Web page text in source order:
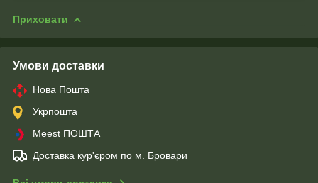
Приховати
Умови доставки
Нова Пошта
Укрпошта
Meest ПОШТА
Доставка кур'єром по м. Бровари